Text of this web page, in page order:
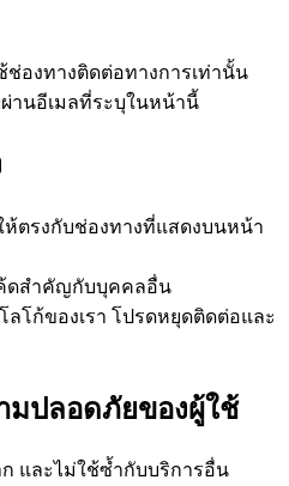
องทางติดต่อทางการเท่านั้น
านอีเมลที่ระบุในหน้านี้
ตรงกับช่องทางที่แสดงบนหน้า
ดสำคัญกับบุคคลอื่น
โก้ของเรา โปรดหยุดติดต่อและ
มปลอดภัยของผู้ใช้
และไม่ใช้ซ้ำกับบริการอื่น